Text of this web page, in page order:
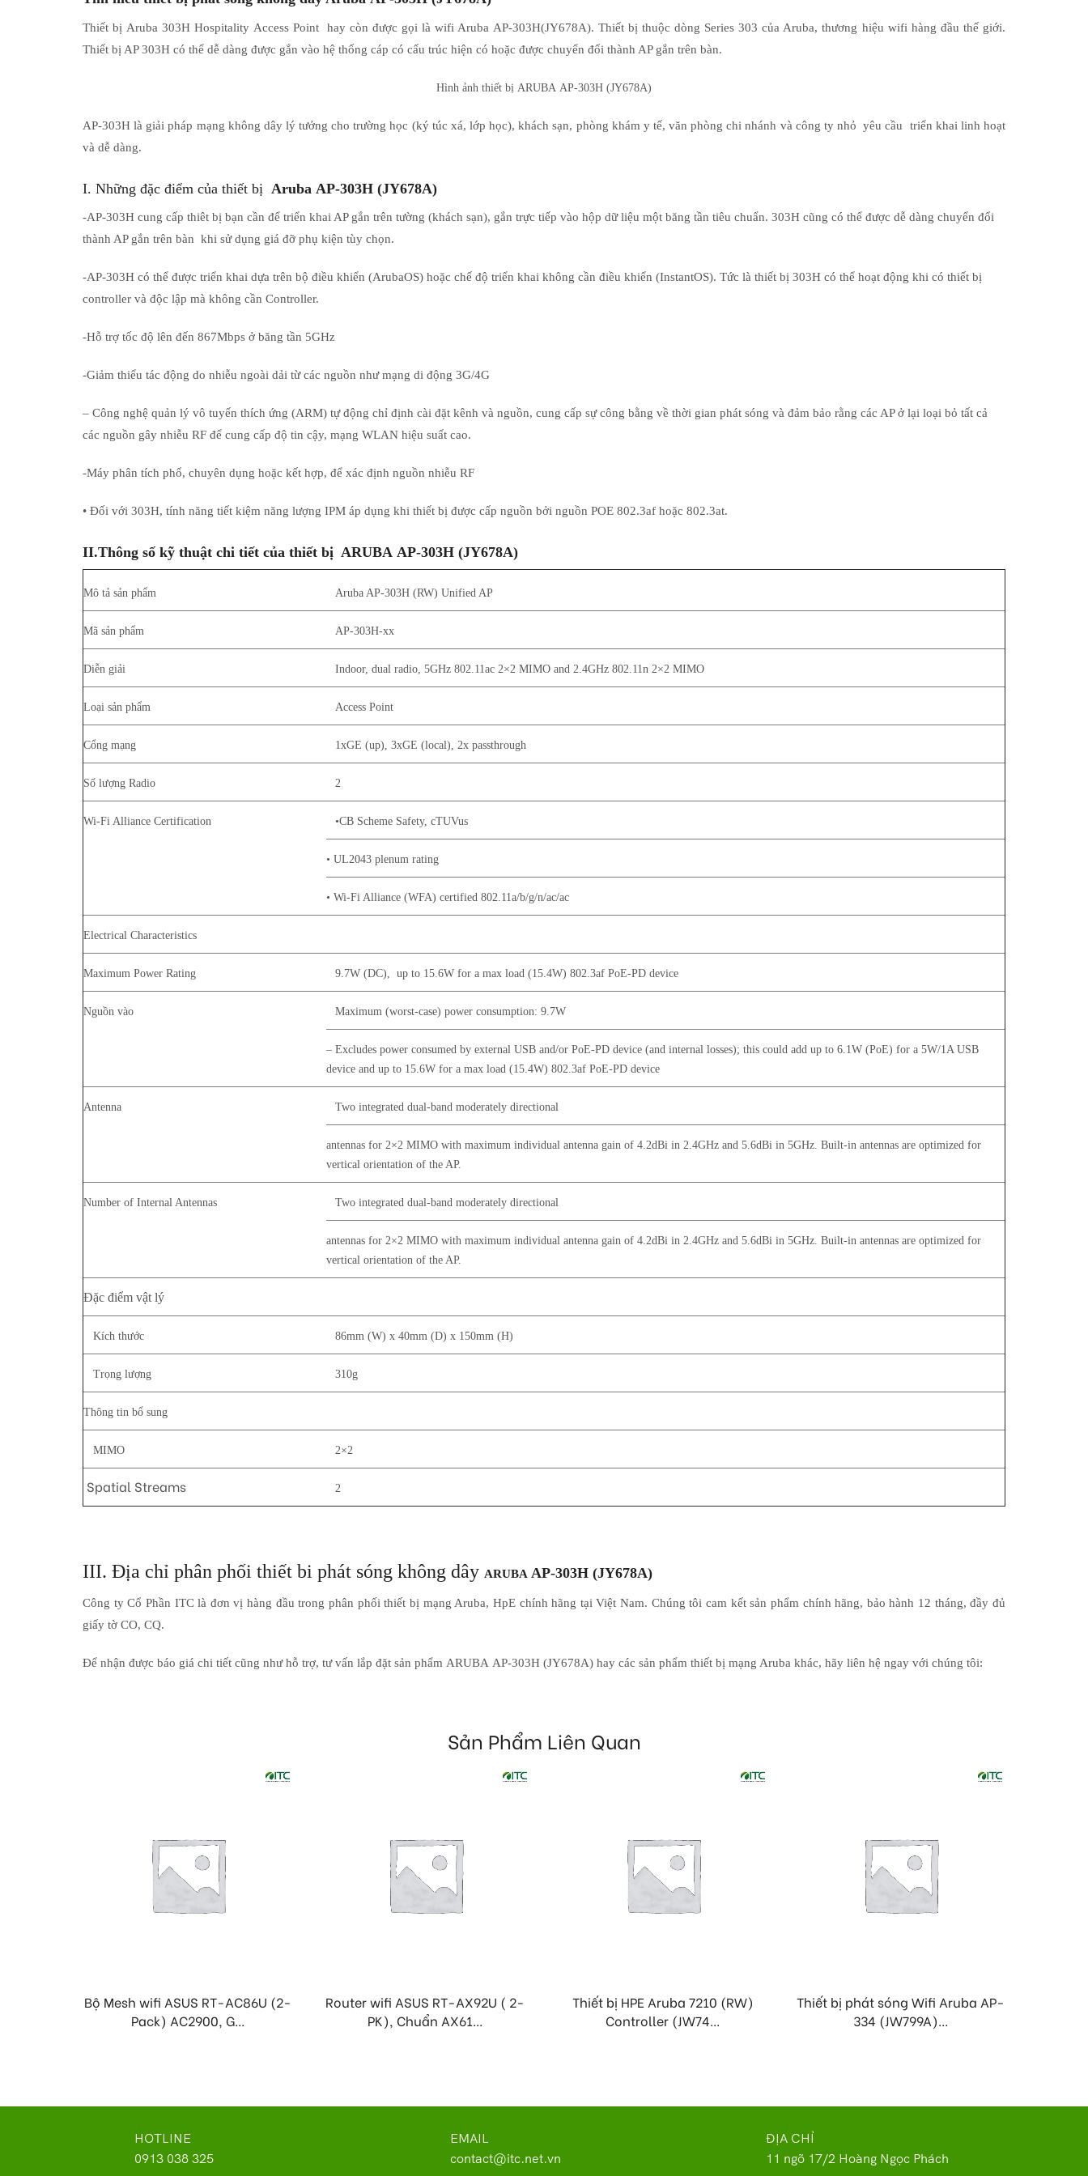
Thiết bị Aruba 303H Hospitality Access Point
hay còn được gọi là wifi Aruba AP-303H(JY678A). Thiết bị thuộc dòng Series 303 của Aruba, thương hiệu wifi hàng đầu thế giới.
Thiết bị AP 303H có thể dễ dàng được gắn vào hệ thống cáp có cấu trúc hiện có hoặc được chuyển đổi thành AP gắn trên bàn.
Hình ảnh thiết bị ARUBA AP-303H (JY678A)
AP-303H là giải pháp mạng không dây lý tưởng cho trường học (ký túc xá, lớp học), khách sạn, phòng khám y tế, văn phòng chi nhánh và công ty nhỏ yêu cầu triển khai linh hoạt
và dễ dàng.
I. Những đặc điểm của thiết bị Aruba AP-303H (JY678A)
-AP-303H cung cấp thiêt bị bạn cần để triển khai AP gắn trên tường (khách sạn), gắn trực tiếp vào hộp dữ liệu một băng tần tiêu chuẩn. 303H cũng có thể được dễ dàng chuyển đổi
thành AP gắn trên bàn khi sử dụng giá đỡ phụ kiện tùy chọn.
-AP-303H có thể được triển khai dựa trên bộ điều khiển (ArubaOS) hoặc chế độ triển khai không cần điều khiển (InstantOS). Tức là thiết bị 303H có thể hoạt động khi có thiết bị
controller và độc lập mà không cần Controller.
-Hỗ trợ tốc độ lên đến 867Mbps ở băng tần 5GHz
-Giảm thiểu tác động do nhiễu ngoài dải từ các nguồn như mạng di động 3G/4G
– Công nghệ quản lý vô tuyến thích ứng (ARM) tự động chỉ định cài đặt kênh và nguồn, cung cấp sự công bằng về thời gian phát sóng và đảm bảo rằng các AP ở lại loại bỏ tất cả
các nguồn gây nhiễu RF để cung cấp độ tin cậy, mạng WLAN hiệu suất cao.
-Máy phân tích phổ, chuyên dụng hoặc kết hợp, để xác định nguồn nhiễu RF
• Đối với 303H, tính năng tiết kiệm năng lượng IPM áp dụng khi thiết bị được cấp nguồn bởi nguồn POE 802.3af hoặc 802.3at.
II.Thông số kỹ thuật chi tiết của thiết bị ARUBA AP-303H (JY678A)
Mô tả sản phẩm Aruba AP-303H (RW) Unified AP
Mã sản phẩm AP-303H-xx
Diễn giải Indoor, dual radio, 5GHz 802.11ac 2×2 MIMO and 2.4GHz 802.11n 2×2 MIMO
Loại sản phẩm Access Point
Cổng mạng 1xGE (up), 3xGE (local), 2x passthrough
Số lượng Radio 2
Wi-Fi Alliance Certification •CB Scheme Safety, cTUVus
• UL2043 plenum rating
• Wi-Fi Alliance (WFA) certified 802.11a/b/g/n/ac/ac
Electrical Characteristics
Maximum Power Rating 9.7W (DC), up to 15.6W for a max load (15.4W) 802.3af PoE-PD device
Nguồn vào Maximum (worst-case) power consumption: 9.7W
– Excludes power consumed by external USB and/or PoE-PD device (and internal losses); this could add up to 6.1W (PoE) for a 5W/1A USB
device and up to 15.6W for a max load (15.4W) 802.3af PoE-PD device
Antenna Two integrated dual-band moderately directional
antennas for 2×2 MIMO with maximum individual antenna gain of 4.2dBi in 2.4GHz and 5.6dBi in 5GHz. Built-in antennas are optimized for
vertical orientation of the AP.
Number of Internal Antennas Two integrated dual-band moderately directional
antennas for 2×2 MIMO with maximum individual antenna gain of 4.2dBi in 2.4GHz and 5.6dBi in 5GHz. Built-in antennas are optimized for
vertical orientation of the AP.
Đặc điểm vật lý
Kích thước 86mm (W) x 40mm (D) x 150mm (H)
Trọng lượng 310g
Thông tin bổ sung
MIMO 2×2
Spatial Streams 2
III. Địa chỉ phân phối thiết bi phát sóng không dây ARUBA AP-303H (JY678A)
Công ty Cổ Phần ITC là đơn vị hàng đầu trong phân phối thiết bị mạng Aruba, HpE chính hãng tại Việt Nam. Chúng tôi cam kết sản phẩm chính hãng, bảo hành 12 tháng, đầy đủ
giấy tờ CO, CQ.
Để nhận được báo giá chi tiết cũng như hỗ trợ, tư vấn lắp đặt sản phẩm ARUBA AP-303H (JY678A) hay các sản phẩm thiết bị mạng Aruba khác, hãy liên hệ ngay với chúng tôi:
Sản Phẩm Liên Quan
Bộ Mesh wifi ASUS RT-AC86U (2-
Pack) AC2900, G...
Router wifi ASUS RT-AX92U ( 2-
PK), Chuẩn AX61...
Thiết bị HPE Aruba 7210 (RW)
Controller (JW74...
Thiết bị phát sóng Wifi Aruba AP-
334 (JW799A)...
HOTLINE
0913 038 325
EMAIL
contact@itc.net.vn
ĐỊA CHỈ
11 ngõ 17/2 Hoàng Ngọc Phách